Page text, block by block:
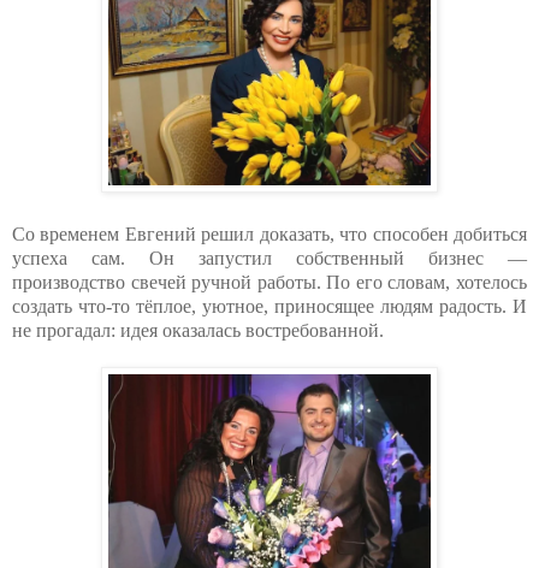
Со временем Евгений решил доказать, что способен добиться
успеха сам. Он запустил собственный бизнес —
производство свечей ручной работы. По его словам, хотелось
создать что-то тёплое, уютное, приносящее людям радость. И
не прогадал: идея оказалась востребованной.